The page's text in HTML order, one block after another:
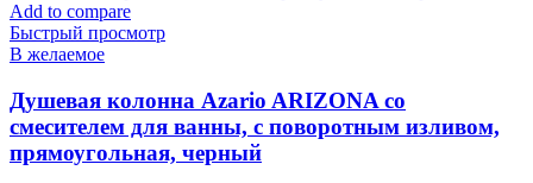
Add to compare
Быстрый просмотр
В желаемое
Душевая колонна Azario ARIZONA со
смесителем для ванны, с поворотным изливом,
прямоугольная, черный